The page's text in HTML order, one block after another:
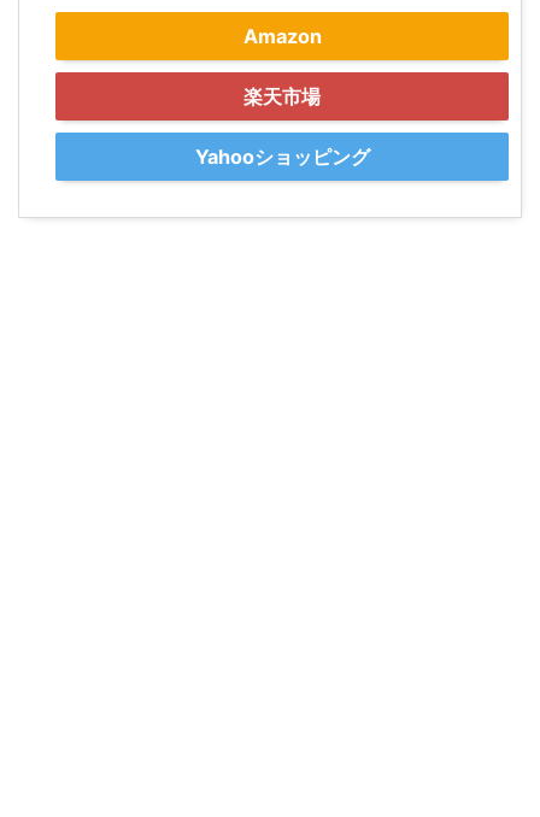
Amazon
楽天市場
Yahooショッピング